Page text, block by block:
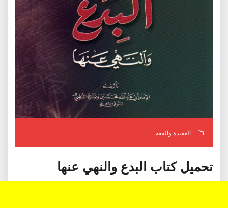
العقيدة والفقه
تحميل كتاب البدع والنهي عنها